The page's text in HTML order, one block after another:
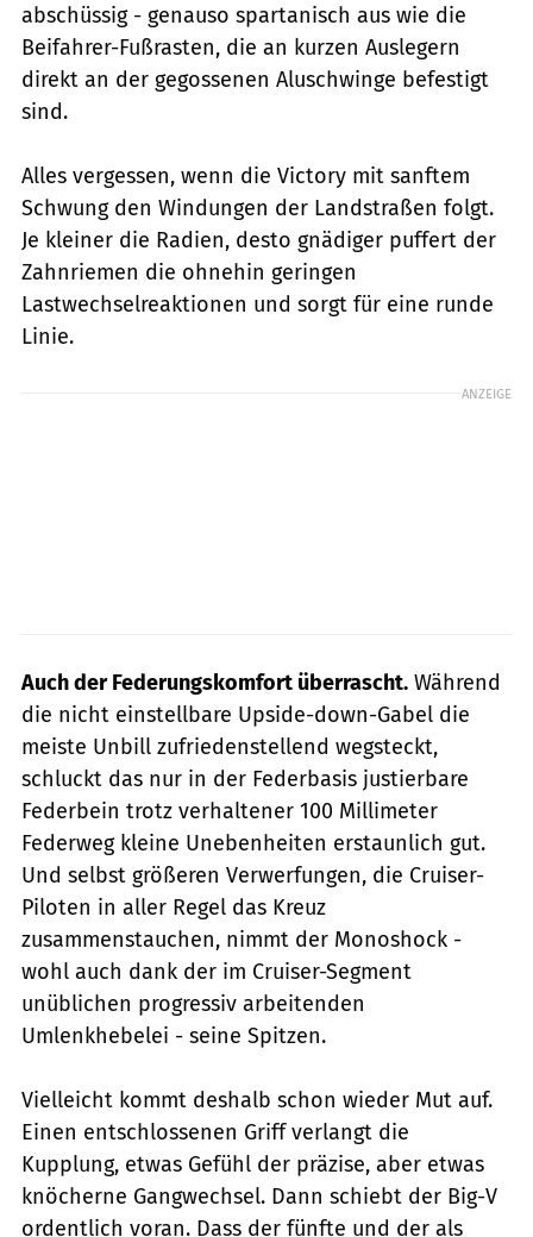
abschüssig - genauso spartanisch aus wie die
Beifahrer-Fußrasten, die an kurzen Auslegern
direkt an der gegossenen Aluschwinge befestigt
sind.
Alles vergessen, wenn die Victory mit sanftem
Schwung den Windungen der Landstraßen folgt.
Je kleiner die Radien, desto gnädiger puffert der
Zahnriemen die ohnehin geringen
Lastwechselreaktionen und sorgt für eine runde
Linie.
ANZEIGE
Auch der Federungskomfort überrascht. Während
die nicht einstellbare Upside-down-Gabel die
meiste Unbill zufriedenstellend wegsteckt,
schluckt das nur in der Federbasis justierbare
Federbein trotz verhaltener 100 Millimeter
Federweg kleine Unebenheiten erstaunlich gut.
Und selbst größeren Verwerfungen, die Cruiser-
Piloten in aller Regel das Kreuz
zusammenstauchen, nimmt der Monoshock -
wohl auch dank der im Cruiser-Segment
unüblichen progressiv arbeitenden
Umlenkhebelei - seine Spitzen.
Vielleicht kommt deshalb schon wieder Mut auf.
Einen entschlossenen Griff verlangt die
Kupplung, etwas Gefühl der präzise, aber etwas
knöcherne Gangwechsel. Dann schiebt der Big-V
ordentlich voran. Dass der fünfte und der als